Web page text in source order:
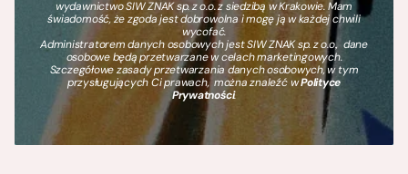
wydawnictwo SIW ZNAK sp. z o.o. z siedzibą w Krakowie. Mam
świadomość, że zgoda jest dobrowolna i mogę ją w każdej chwili
wycofać.
Administratorem danych osobowych jest SIW ZNAK sp. z o.o., dane
osobowe będą przetwarzane w celach marketingowych.
Szczegółowe zasady przetwarzania danych osobowych, w tym
przysługujących Ci prawach, można znaleźć wPolityce
Prywatności.